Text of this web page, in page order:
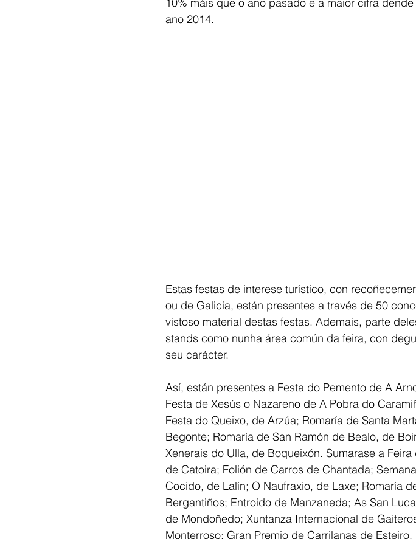
ano 2014.
Estas festas de interese turístico, con
ou de Galicia, están presentes a través de 50
vistoso material destas festas. Ademais, parte
stands como nunha área común da feira, con
seu carácter.
Así, están presentes a Festa do Pemento de A
Festa de Xesús o Nazareno de A Pobra do
Festa do Queixo, de Arzúa; Romaría de Santa
Begonte; Romaría de San Ramón de Bealo, de
Xenerais do Ulla, de Boqueixón. Sumarase a
de Catoira; Folión de Carros de Chantada;
Cocido, de Lalín; O Naufraxio, de Laxe; Romaría
Bergantiños; Entroido de Manzaneda; As San
de Mondoñedo; Xuntanza Internacional de
Monterroso; Gran Premio de Carrilanas de